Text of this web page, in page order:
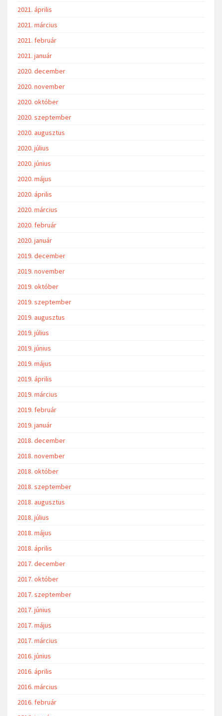
2021. április
2021. március
2021. február
2021. január
2020. december
2020. november
2020. október
2020. szeptember
2020. augusztus
2020. július
2020. június
2020. május
2020. április
2020. március
2020. február
2020. január
2019. december
2019. november
2019. október
2019. szeptember
2019. augusztus
2019. július
2019. június
2019. május
2019. április
2019. március
2019. február
2019. január
2018. december
2018. november
2018. október
2018. szeptember
2018. augusztus
2018. július
2018. május
2018. április
2017. december
2017. október
2017. szeptember
2017. június
2017. május
2017. március
2016. június
2016. április
2016. március
2016. február